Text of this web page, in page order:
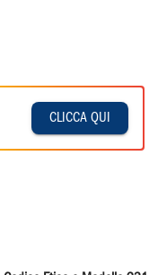
CLICCA QUI